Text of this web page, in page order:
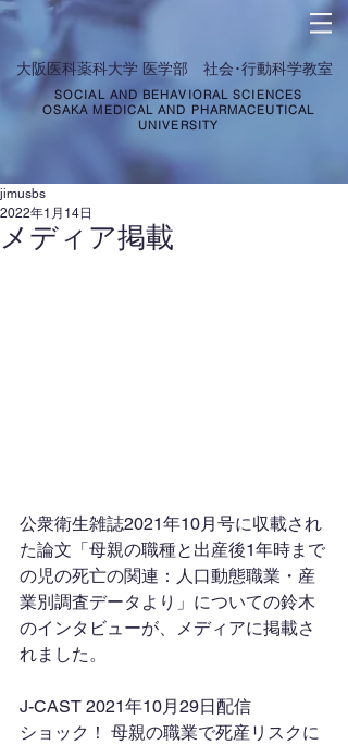
​大阪医科薬科大学 医学部 社会･行動科学教室
SOCIAL AND BEHAVIORAL SCIENCES
OSAKA MEDICAL AND PHARMACEUTICAL
UNIVERSITY
メディア掲載
jimusbs
2022年1月14日
公衆衛生雑誌2021年10月号に収載され
た論文「母親の職種と出産後1年時まで
の児の死亡の関連：人口動態職業・産
業別調査データより」についての鈴木
のインタビューが、メディアに掲載さ
れました。
J-CAST 2021年10月29日配信
ショック！ 母親の職業で死産リスクに